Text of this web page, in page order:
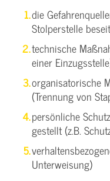
die
Stolperstelle
technische
einer
organisatorische
(Trennung von
persönliche
gestellt (z.B.
Unterweisung)